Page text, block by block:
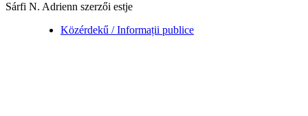
Sárfi N. Adrienn szerzői estje
Közérdekű / Informații publice